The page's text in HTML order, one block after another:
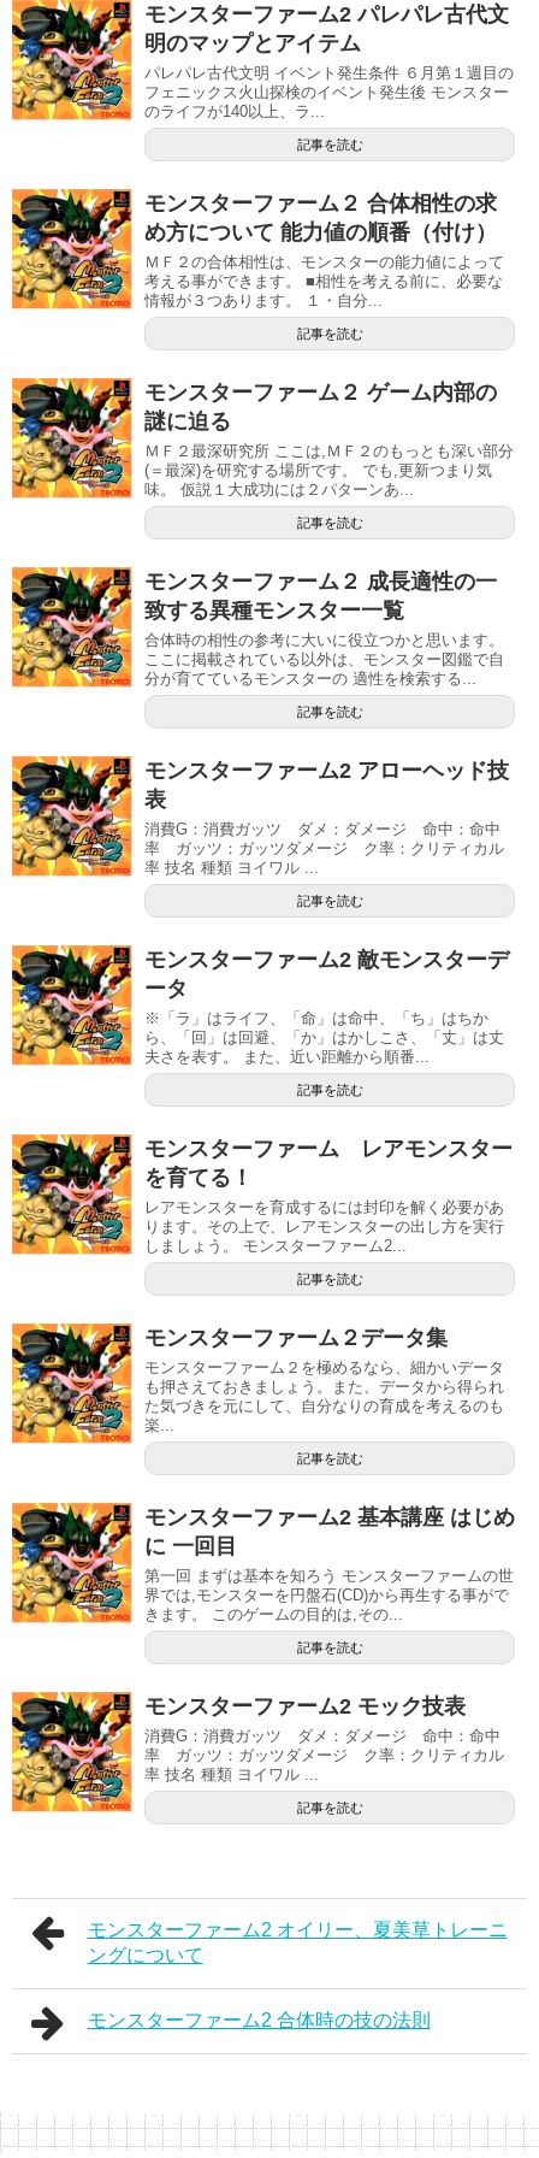
モンスターファーム2 パレパレ古代文
明のマップとアイテム
パレパレ古代文明 イベント発生条件 ６月第１週目の
フェニックス火山探検のイベント発生後 モンスター
のライフが140以上、ラ...
記事を読む
モンスターファーム２ 合体相性の求
め方について 能力値の順番（付け）
ＭＦ２の合体相性は、モンスターの能力値によって
考える事ができます。 ■相性を考える前に、必要な
情報が３つあります。 １・自分...
記事を読む
モンスターファーム２ ゲーム内部の
謎に迫る
ＭＦ２最深研究所 ここは,ＭＦ２のもっとも深い部分
(＝最深)を研究する場所です。 でも,更新つまり気
味。 仮説１大成功には２パターンあ...
記事を読む
モンスターファーム２ 成長適性の一
致する異種モンスター一覧
合体時の相性の参考に大いに役立つかと思います。
ここに掲載されている以外は、モンスター図鑑で自
分が育てているモンスターの 適性を検索する...
記事を読む
モンスターファーム2 アローヘッド技
表
消費G：消費ガッツ ダメ：ダメージ 命中：命中
率 ガッツ：ガッツダメージ ク率：クリティカル
率 技名 種類 ヨイワル ...
記事を読む
モンスターファーム2 敵モンスターデ
ータ
※「ラ」はライフ、「命」は命中、「ち」はちか
ら、「回」は回避、「か」はかしこさ、「丈」は丈
夫さを表す。 また、近い距離から順番...
記事を読む
モンスターファーム レアモンスター
を育てる！
レアモンスターを育成するには封印を解く必要があ
ります。その上で、レアモンスターの出し方を実行
しましょう。 モンスターファーム2...
記事を読む
モンスターファーム２データ集
モンスターファーム２を極めるなら、細かいデータ
も押さえておきましょう。また、データから得られ
た気づきを元にして、自分なりの育成を考えるのも
楽...
記事を読む
モンスターファーム2 基本講座 はじめ
に 一回目
第一回 まずは基本を知ろう モンスターファームの世
界では,モンスターを円盤石(CD)から再生する事がで
きます。 このゲームの目的は,その...
記事を読む
モンスターファーム2 モック技表
消費G：消費ガッツ ダメ：ダメージ 命中：命中
率 ガッツ：ガッツダメージ ク率：クリティカル
率 技名 種類 ヨイワル ...
記事を読む
モンスターファーム2 オイリー、夏美草トレーニ
ングについて
モンスターファーム2 合体時の技の法則